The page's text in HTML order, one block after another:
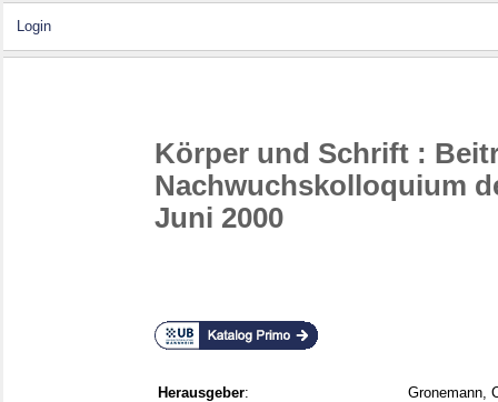
Login
Körper und Schrift :
Nachwuchskolloquium
Juni 2000
Herausgeber:
Gronemann,